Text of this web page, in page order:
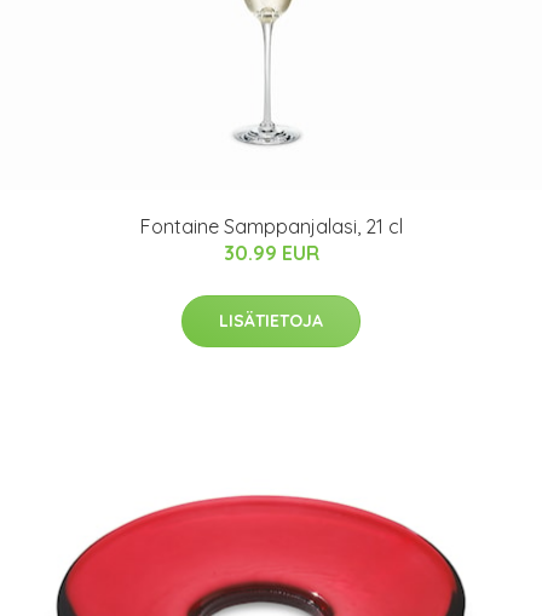
Fontaine Samppanjalasi, 21 cl
30.99 EUR
LISÄTIETOJA